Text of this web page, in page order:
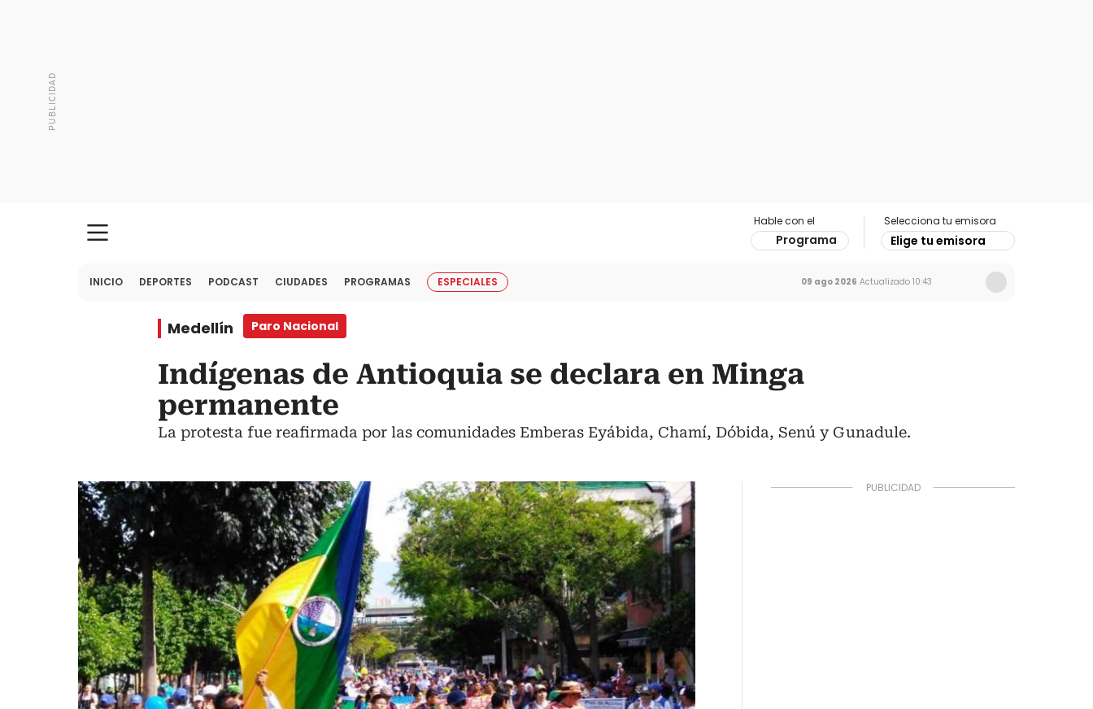
Hable con el
Programa
Selecciona tu emisora
Elige tu emisora
INICIO DEPORTES PODCAST CIUDADES PROGRAMAS ESPECIALES 09 ago 2026 Actualizado 10:43
Medellín Paro Nacional
Indígenas de Antioquia se declara en Minga
permanente
La protesta fue reafirmada por las comunidades Emberas Eyábida, Chamí, Dóbida, Senú y Gunadule.